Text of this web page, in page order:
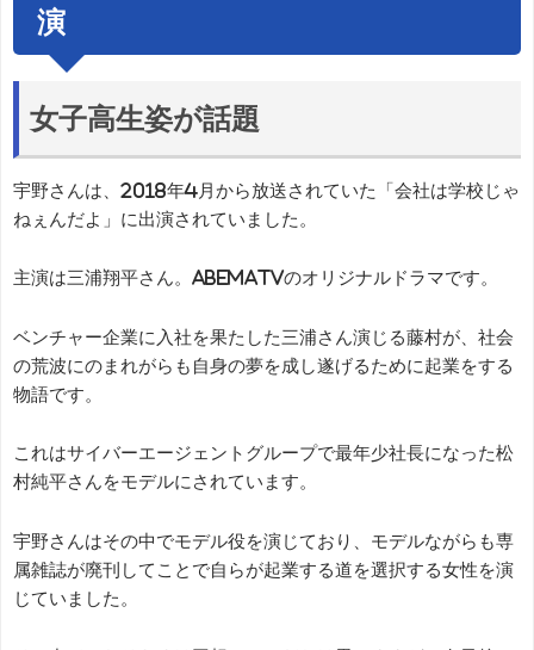
演
女子高生姿が話題
宇野さんは、2018年4月から放送されていた「会社は学校じゃ
ねぇんだよ」に出演されていました。
主演は三浦翔平さん。AbemaTVのオリジナルドラマです。
ベンチャー企業に入社を果たした三浦さん演じる藤村が、社会
の荒波にのまれがらも自身の夢を成し遂げるために起業をする
物語です。
これはサイバーエージェントグループで最年少社長になった松
村純平さんをモデルにされています。
宇野さんはその中でモデル役を演じており、モデルながらも専
属雑誌が廃刊してことで自らが起業する道を選択する女性を演
じていました。